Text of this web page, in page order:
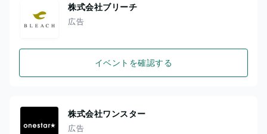
株式会社ブリーチ
広告
イベントを確認する
株式会社ワンスター
広告